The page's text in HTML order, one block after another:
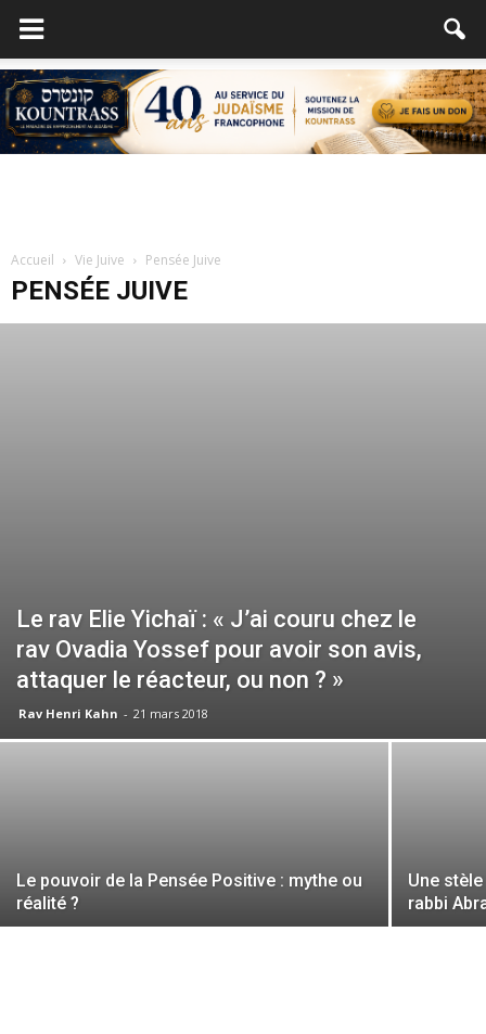
Accueil Vie Juive Pensée Juive
PENSÉE JUIVE
Le rav Elie Yichaï : « J’ai couru chez le
rav Ovadia Yossef pour avoir son avis,
attaquer le réacteur, ou non ? »
Rav Henri Kahn - 21 mars 2018
Le pouvoir de la Pensée Positive : mythe ou
réalité ?
Une
rabbi